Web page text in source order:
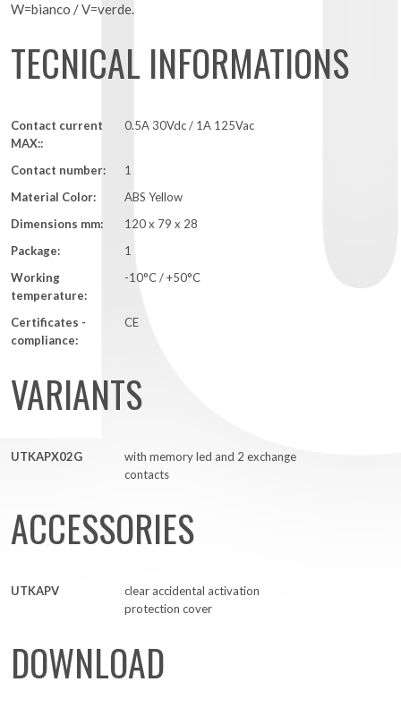
W=bianco / V=verde.
TECNICAL INFORMATIONS
Contact current
MAX::
0.5A 30Vdc / 1A 125Vac
Contact number:
1
Material Color:
ABS Yellow
Dimensions mm:
120 x 79 x 28
Package:
1
Working
temperature:
-10°C / +50°C
Certificates -
compliance:
CE
VARIANTS
UTKAPX02G
with memory led and 2 exchange
contacts
ACCESSORIES
UTKAPV
clear accidental activation
protection cover
DOWNLOAD